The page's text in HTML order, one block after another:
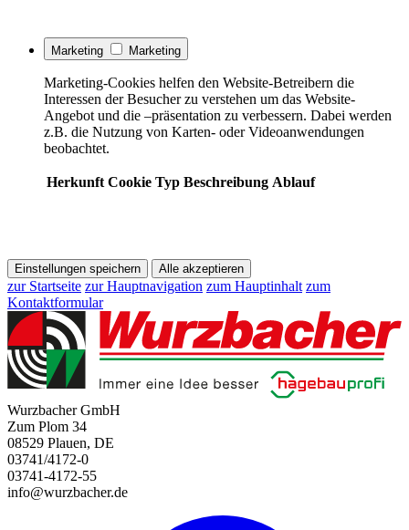
Marketing Marketing
Marketing-Cookies helfen den Website-Betreibern die
Interessen der Besucher zu verstehen um das Website-
Angebot und die –präsentation zu verbessern. Dabei werden
z.B. die Nutzung von Karten- oder Videoanwendungen
beobachtet.
Herkunft Cookie Typ Beschreibung Ablauf
Einstellungen speichern Alle akzeptieren
zur Startseite zur Hauptnavigation zum Hauptinhalt zum
Kontaktformular
Wurzbacher GmbH
Zum Plom 34
08529 Plauen, DE
03741/4172-0
03741-4172-55
info@wurzbacher.de